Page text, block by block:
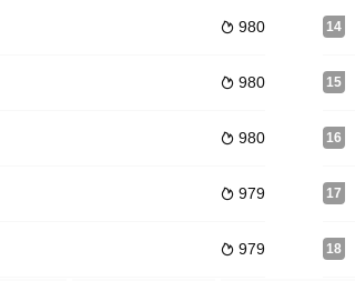
 980
 980
 980
 979
 979
14
15
16
17
18